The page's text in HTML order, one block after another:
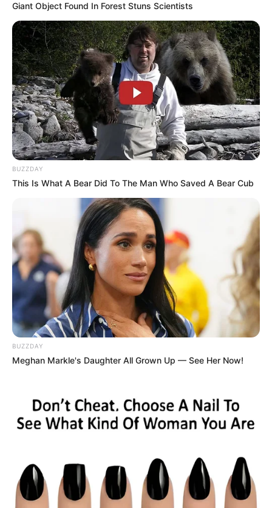
Giant Object Found In Forest Stuns Scientists
BUZZDAY
This Is What A Bear Did To The Man Who Saved A Bear Cub
BUZZDAY
Meghan Markle's Daughter All Grown Up — See Her Now!